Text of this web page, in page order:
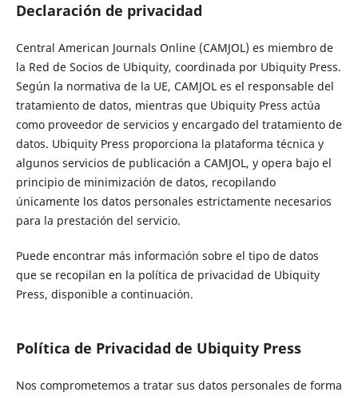
Declaración de privacidad
Central American Journals Online (CAMJOL) es miembro de
la Red de Socios de Ubiquity, coordinada por Ubiquity Press.
Según la normativa de la UE, CAMJOL es el responsable del
tratamiento de datos, mientras que Ubiquity Press actúa
como proveedor de servicios y encargado del tratamiento de
datos. Ubiquity Press proporciona la plataforma técnica y
algunos servicios de publicación a CAMJOL, y opera bajo el
principio de minimización de datos, recopilando
únicamente los datos personales estrictamente necesarios
para la prestación del servicio.
Puede encontrar más información sobre el tipo de datos
que se recopilan en la política de privacidad de Ubiquity
Press, disponible a continuación.
Política de Privacidad de Ubiquity Press
Nos comprometemos a tratar sus datos personales de forma